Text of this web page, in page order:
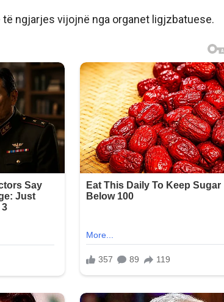
ngjarjes vijojnë nga organet ligjzbatuese.